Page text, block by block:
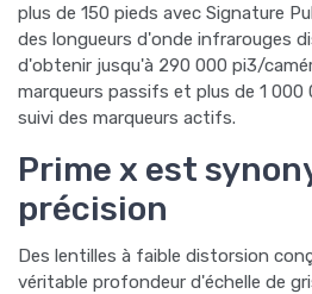
plus de 150 pieds avec Signature
des longueurs d'onde infrarouges
d'obtenir jusqu'à 290 000 pi3/
marqueurs passifs et plus de 1 000
suivi des marqueurs actifs.
Prime x est
précision
Des lentilles à faible distorsion
véritable profondeur d'échelle de